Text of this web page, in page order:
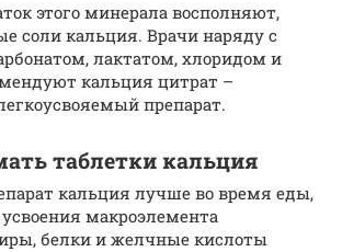
этого минерала восполняют,
соли кальция. Врачи наряду с
лактатом, хлоридом и
кальция цитрат –
препарат.
таблетки кальция
кальция лучше во время еды,
макроэлемента
белки и желчные кислоты